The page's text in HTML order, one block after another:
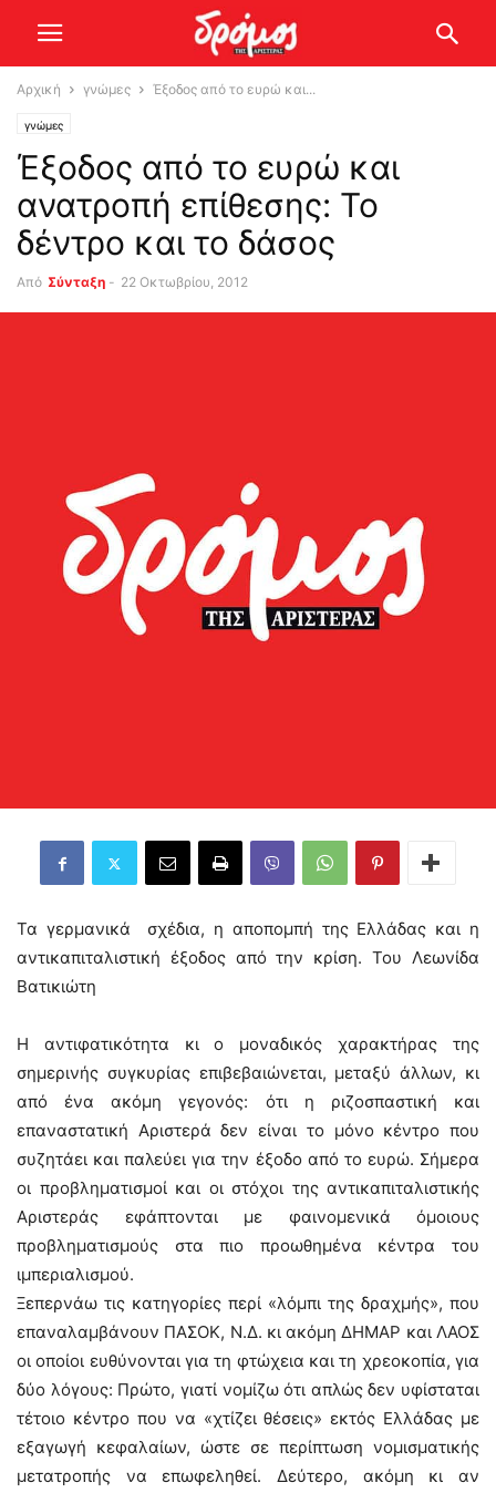
Αρχική γνώμες Έξοδος από το ευρώ και...
γνώμες
Έξοδος από το ευρώ και
ανατροπή επίθεσης: Το
δέντρο και το δάσος
Από Σύνταξη - 22 Οκτωβρίου, 2012
Τα γερμανικά σχέδια, η αποπομπή της Ελλάδας και η
αντικαπιταλιστική έξοδος από την κρίση. Του Λεωνίδα
Βατικιώτη
Η αντιφατικότητα κι ο μοναδικός χαρακτήρας της
σημερινής συγκυρίας επιβεβαιώνεται, μεταξύ άλλων, κι
από ένα ακόμη γεγονός: ότι η ριζοσπαστική και
επαναστατική Αριστερά δεν είναι το μόνο κέντρο που
συζητάει και παλεύει για την έξοδο από το ευρώ. Σήμερα
οι προβληματισμοί και οι στόχοι της αντικαπιταλιστικής
Αριστεράς εφάπτονται με φαινομενικά όμοιους
προβληματισμούς στα πιο προωθημένα κέντρα του
ιμπεριαλισμού.
Ξεπερνάω τις κατηγορίες περί «λόμπι της δραχμής», που
επαναλαμβάνουν ΠΑΣΟΚ, Ν.Δ. κι ακόμη ΔΗΜΑΡ και ΛΑΟΣ
οι οποίοι ευθύνονται για τη φτώχεια και τη χρεοκοπία, για
δύο λόγους: Πρώτο, γιατί νομίζω ότι απλώς δεν υφίσταται
τέτοιο κέντρο που να «χτίζει θέσεις» εκτός Ελλάδας με
εξαγωγή κεφαλαίων, ώστε σε περίπτωση νομισματικής
μετατροπής να επωφεληθεί. Δεύτερο, ακόμη κι αν